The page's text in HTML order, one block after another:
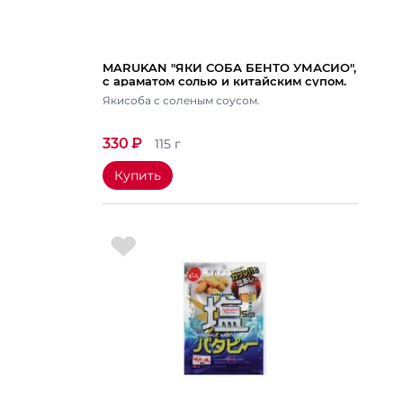
MARUKAN "ЯКИ СОБА БЕНТО УМАСИО",
с араматом солью и китайским супом.
Вес 115 гр.
Якисоба с соленым соусом.
330 ₽
115 г
Купить